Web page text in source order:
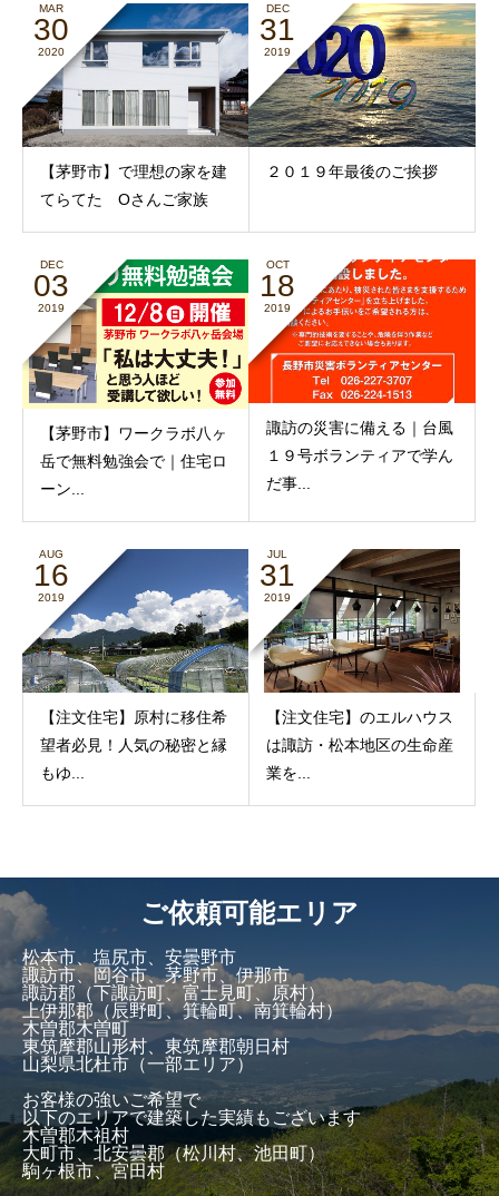
MAR
30
2020
【茅野市】で理想の家を建
てらてた Oさんご家族
DEC
31
2019
２０１９年最後のご挨拶
DEC
03
2019
【茅野市】ワークラボ八ヶ
岳で無料勉強会で｜住宅ロ
ーン...
OCT
18
2019
諏訪の災害に備える｜台風
１９号ボランティアで学ん
だ事...
AUG
16
2019
【注文住宅】原村に移住希
望者必見！人気の秘密と縁
もゆ...
JUL
31
2019
【注文住宅】のエルハウス
は諏訪・松本地区の生命産
業を...
ご依頼可能エリア
松本市、塩尻市、安曇野市
諏訪市、岡谷市、茅野市、伊那市
諏訪郡（下諏訪町、富士見町、原村）
上伊那郡（辰野町、箕輪町、南箕輪村）
木曽郡木曽町
東筑摩郡山形村、東筑摩郡朝日村
山梨県北杜市（一部エリア）
お客様の強いご希望で
以下のエリアで建築した実績もございます
木曽郡木祖村
大町市、北安曇郡（松川村、池田町）
駒ヶ根市、宮田村